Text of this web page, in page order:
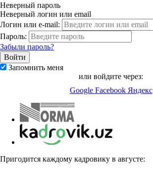
Неверный пароль
Неверный логин или email
Логин или e-mail:
Пароль:
Забыли пароль?
Запомнить меня
или войдите через:
Google Facebook Яндекс
Пригодится каждому кадровику в августе: